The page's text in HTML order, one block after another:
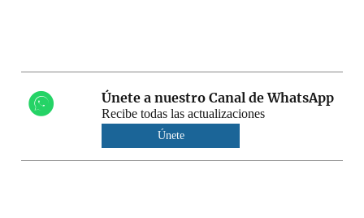
Únete a nuestro Canal de WhatsApp
Recibe todas las actualizaciones
Únete